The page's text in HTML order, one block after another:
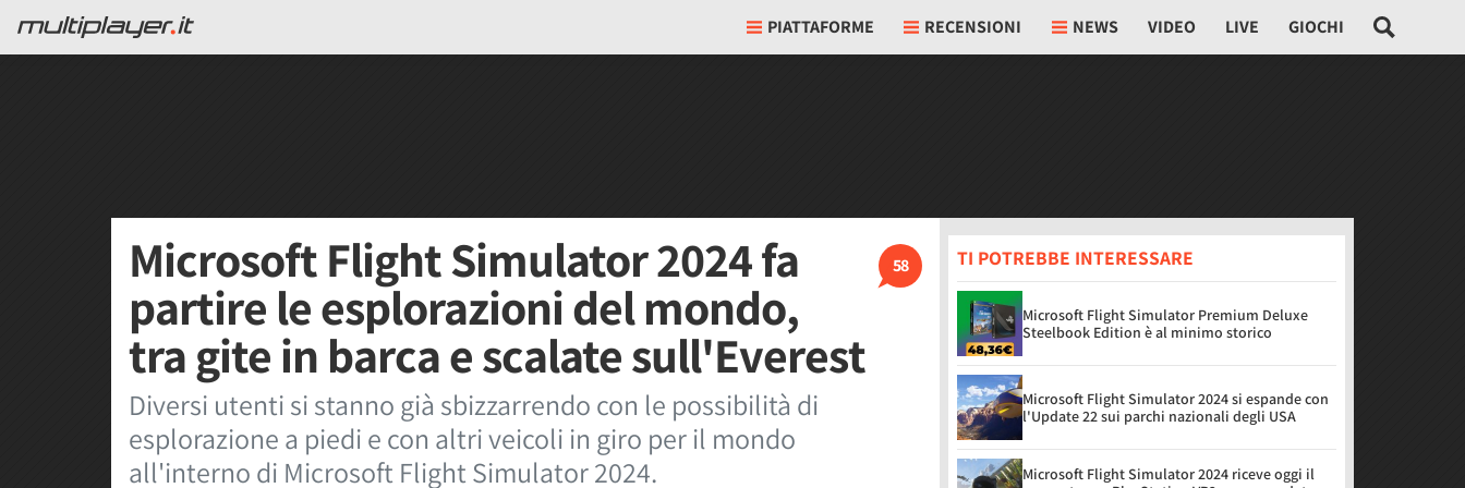
PIATTAFORME RECENSIONI NEWS VIDEO LIVE GIOCHI
58
Microsoft Flight Simulator 2024 fa
partire le esplorazioni del mondo,
tra gite in barca e scalate sull'Everest
Diversi utenti si stanno già sbizzarrendo con le possibilità di
esplorazione a piedi e con altri veicoli in giro per il mondo
all'interno di Microsoft Flight Simulator 2024.
TI POTREBBE INTERESSARE
Microsoft Flight Simulator Premium Deluxe
Steelbook Edition è al minimo storico
Microsoft Flight Simulator 2024 si espande con
l'Update 22 sui parchi nazionali degli USA
Microsoft Flight Simulator 2024 riceve oggi il